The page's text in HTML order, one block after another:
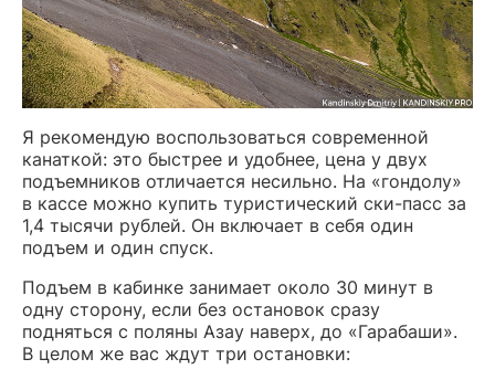
Я рекомендую воспользоваться современной
канаткой: это быстрее и удобнее, цена у двух
подъемников отличается несильно. На «гондолу»
в кассе можно купить туристический ски-пасс за
1,4 тысячи рублей. Он включает в себя один
подъем и один спуск.
Подъем в кабинке занимает около 30 минут в
одну сторону, если без остановок сразу
подняться с поляны Азау наверх, до «Гарабаши».
В целом же вас ждут три остановки: